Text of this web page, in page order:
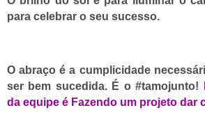
para celebrar o seu sucesso.
O abraço é a cumplicidade
ser bem sucedida. É o #tamojunto!
da equipe é Fazendo um projeto dar